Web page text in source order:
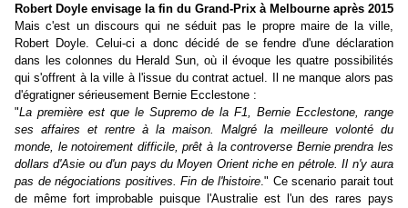
Robert Doyle envisage la fin du Grand-Prix à Melbourne après 2015
Mais c'est un discours qui ne séduit pas le propre maire de la ville,
Robert Doyle. Celui-ci a donc décidé de se fendre d'une déclaration
dans les colonnes du Herald Sun, où il évoque les quatre possibilités
qui s'offrent à la ville à l'issue du contrat actuel. Il ne manque alors pas
d'égratigner sérieusement Bernie Ecclestone :
"La première est que le Supremo de la F1, Bernie Ecclestone, range
ses affaires et rentre à la maison. Malgré la meilleure volonté du
monde, le notoirement difficile, prêt à la controverse Bernie prendra les
dollars d'Asie ou d'un pays du Moyen Orient riche en pétrole. Il n'y aura
pas de négociations positives. Fin de l'histoire." Ce scenario parait tout
de même fort improbable puisque l'Australie est l'un des rares pays